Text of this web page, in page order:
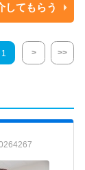
してもらう
1 > >>